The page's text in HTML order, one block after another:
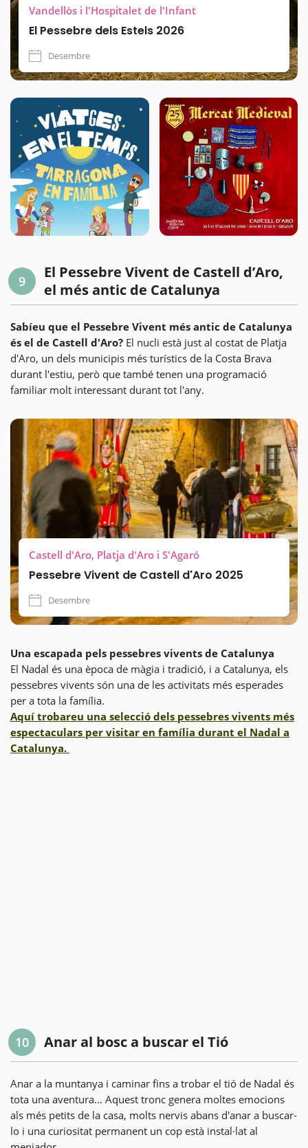
Vandellòs i l'Hospitalet de l'Infant
El Pessebre dels Estels 2026
Desembre
9
El Pessebre Vivent de Castell d’Aro,
el més antic de Catalunya
Sabíeu que el Pessebre Vivent més antic de Catalunya
és el de Castell d'Aro? El nucli està just al costat de Platja
d'Aro, un dels municipis més turístics de la Costa Brava
durant l'estiu, però que també tenen una programació
familiar molt interessant durant tot l'any.
Castell d'Aro, Platja d'Aro i S'Agaró
Pessebre Vivent de Castell d'Aro 2025
Desembre
Una escapada pels pessebres vivents de Catalunya
El Nadal és una època de màgia i tradició, i a Catalunya, els
pessebres vivents són una de les activitats més esperades
per a tota la família.
Aquí trobareu una selecció dels pessebres vivents més
espectaculars per visitar en família durant el Nadal a
Catalunya.
10 Anar al bosc a buscar el Tió
Anar a la muntanya i caminar fins a trobar el tió de Nadal és
tota una aventura... Aquest tronc genera moltes emocions
als més petits de la casa, molts nervis abans d'anar a buscar-
lo i una curiositat permanent un cop està instal·lat al